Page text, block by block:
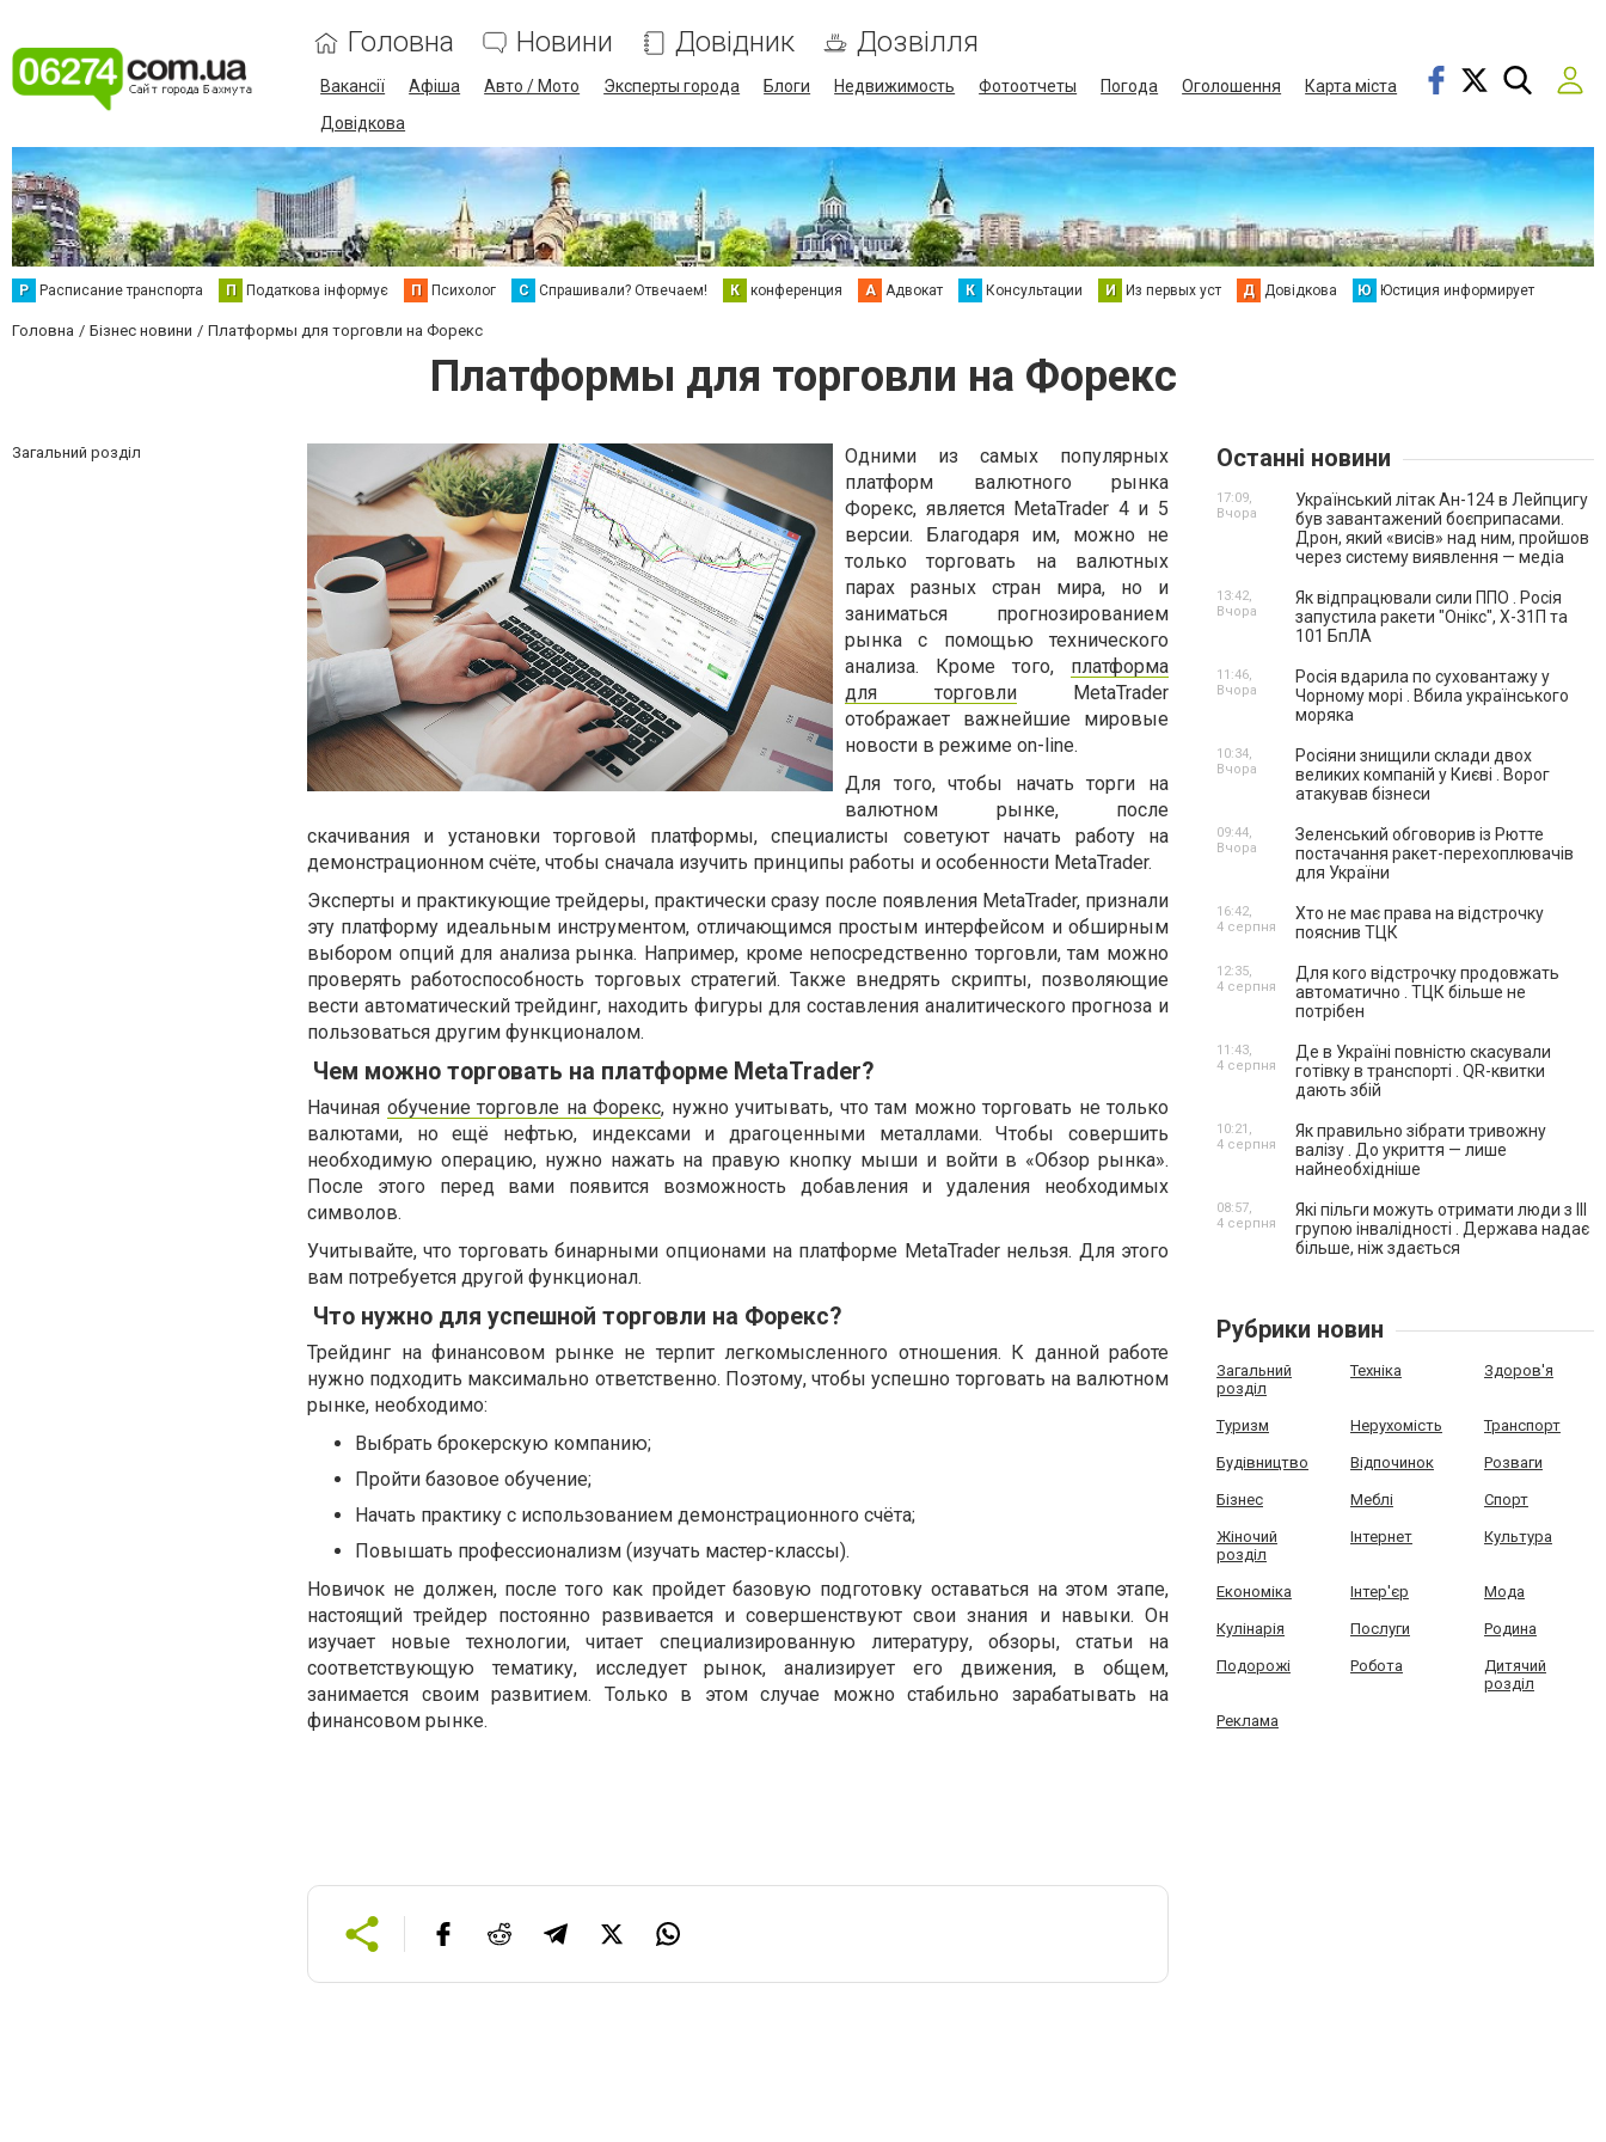
Головна Новини Довідник Дозвілля
Вакансії Афіша Авто / Мото Эксперты города Блоги Недвижимость Фотоотчеты Погода Оголошення
Карта міста
Довідкова
Р Расписание транспорта П Податкова інформує П Психолог С Спрашивали? Отвечаем! К конференция А Адвокат К Консультации И Из первых уст Д Довідкова Ю Юстиция информирует
Головна Бізнес новини Платформы для торговли на Форекс
Платформы для торговли на Форекс
Загальний розділ
Одними из самых популярных
платформ валютного рынка
Форекс, является MetaTrader 4 и 5
версии. Благодаря им, можно не
только торговать на валютных
парах разных стран мира, но и
заниматься прогнозированием
рынка с помощью технического
анализа. Кроме того, платформа
для торговлиMetaTrader
отображает важнейшие мировые
новости в режиме on-line.
Для того, чтобы начать торги на
валютном рынке, после
скачивания и установки торговой платформы, специалисты советуют начать работу на
демонстрационном счёте, чтобы сначала изучить принципы работы и особенности MetaTrader.
Эксперты и практикующие трейдеры, практически сразу после появления MetaTrader, признали
эту платформу идеальным инструментом, отличающимся простым интерфейсом и обширным
выбором опций для анализа рынка. Например, кроме непосредственно торговли, там можно
проверять работоспособность торговых стратегий. Также внедрять скрипты, позволяющие
вести автоматический трейдинг, находить фигуры для составления аналитического прогноза и
пользоваться другим функционалом.
Чем можно торговать на платформе MetaTrader?
Начиная обучение торговле на Форекс, нужно учитывать, что там можно торговать не только
валютами, но ещё нефтью, индексами и драгоценными металлами. Чтобы совершить
необходимую операцию, нужно нажать на правую кнопку мыши и войти в «Обзор рынка».
После этого перед вами появится возможность добавления и удаления необходимых
символов.
Учитывайте, что торговать бинарными опционами на платформе MetaTrader нельзя. Для этого
вам потребуется другой функционал.
Что нужно для успешной торговли на Форекс?
Трейдинг на финансовом рынке не терпит легкомысленного отношения. К данной работе
нужно подходить максимально ответственно. Поэтому, чтобы успешно торговать на валютном
рынке, необходимо:
Выбрать брокерскую компанию;
Пройти базовое обучение;
Начать практику с использованием демонстрационного счёта;
Повышать профессионализм (изучать мастер-классы).
Новичок не должен, после того как пройдет базовую подготовку оставаться на этом этапе,
настоящий трейдер постоянно развивается и совершенствуют свои знания и навыки. Он
изучает новые технологии, читает специализированную литературу, обзоры, статьи на
соответствующую тематику, исследует рынок, анализирует его движения, в общем,
занимается своим развитием. Только в этом случае можно стабильно зарабатывать на
финансовом рынке.
Останні новини
Український літак Ан-124 в Лейпцигу
був завантажений боєприпасами.
Дрон, який «висів» над ним, пройшов
через систему виявлення — медіа
17:09,
Вчора
Як відпрацювали сили ППО . Росія
запустила ракети "Онікс", Х-31П та
101 БпЛА
13:42,
Вчора
Росія вдарила по суховантажу у
Чорному морі . Вбила українського
моряка
11:46,
Вчора
Росіяни знищили склади двох
великих компаній у Києві . Ворог
атакував бізнеси
10:34,
Вчора
Зеленський обговорив із Рютте
постачання ракет-перехоплювачів
для України
09:44,
Вчора
Хто не має права на відстрочку
пояснив ТЦК
16:42,
4 серпня
Для кого відстрочку продовжать
автоматично . ТЦК більше не
потрібен
12:35,
4 серпня
Де в Україні повністю скасували
готівку в транспорті . QR-квитки
дають збій
11:43,
4 серпня
Як правильно зібрати тривожну
валізу . До укриття — лише
найнеобхідніше
10:21,
4 серпня
Які пільги можуть отримати люди з III
групою інвалідності . Держава надає
більше, ніж здається
08:57,
4 серпня
Рубрики новин
Загальний
розділ
Техніка Здоров'я
Туризм Нерухомість Транспорт
Будівництво Відпочинок Розваги
Бізнес Меблі Спорт
Жіночий
розділ
Інтернет Культура
Економіка Інтер'єр Мода
Кулінарія Послуги Родина
Подорожі Робота
Дитячий
розділ
Реклама